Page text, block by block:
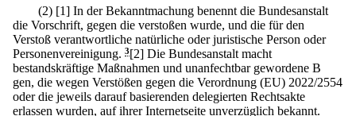
(2) [1] In der Bekanntmachung benennt die Bundesanstalt
die Vorschrift, gegen die verstoßen wurde, und die für den
Verstoß verantwortliche natürliche oder juristische Person oder
Personenvereinigung. 3[2] Die Bundesanstalt macht
bestandskräftige Maßnahmen und unanfechtbar gewordene B
gen, die wegen Verstößen gegen die Verordnung (EU) 2022/2554
oder die jeweils darauf basierenden delegierten Rechtsakte
erlassen wurden, auf ihrer Internetseite unverzüglich bekannt.